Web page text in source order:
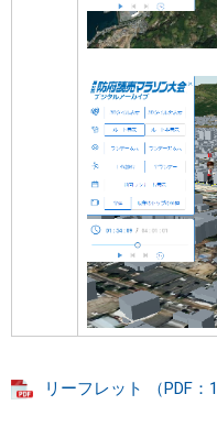
リーフレット （PDF：